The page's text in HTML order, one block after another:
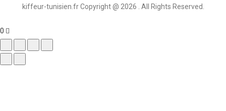
kiffeur-tunisien.fr Copyright @ 2026 . All Rights Reserved.
0